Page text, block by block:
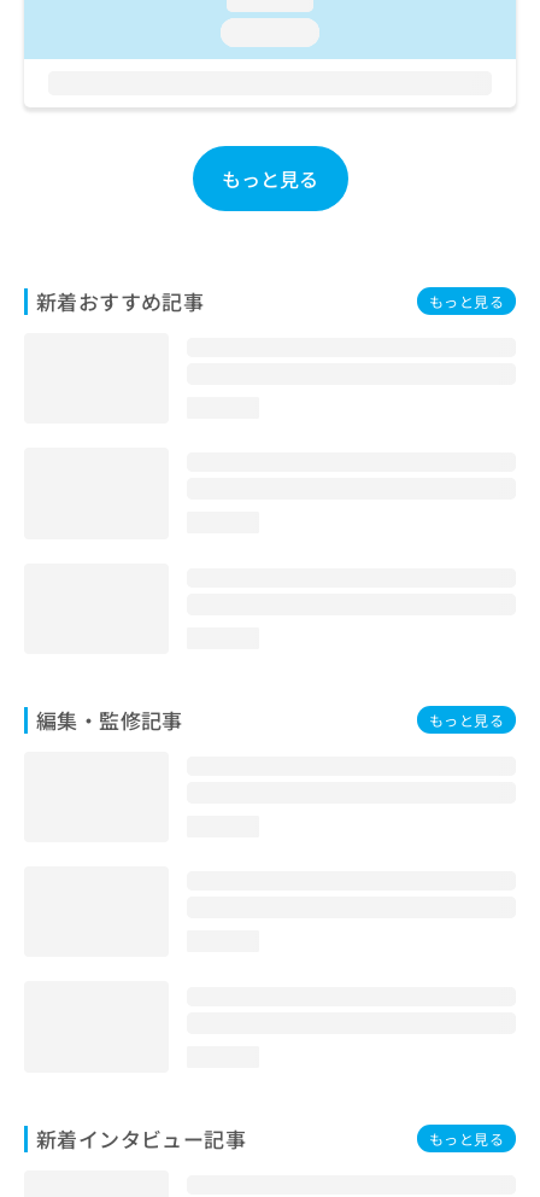
もっと見る
新着おすすめ記事 もっと見る
編集・監修記事 もっと見る
新着インタビュー記事 もっと見る
い
わ